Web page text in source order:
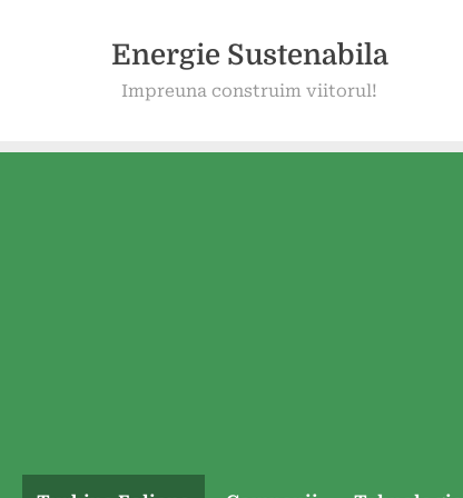
Energie Sustenabila
Impreuna construim viitorul!